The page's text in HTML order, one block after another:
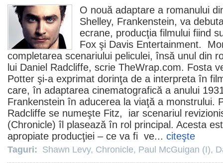
O nouă adaptare a romanului
Shelley, Frankenstein, va
ecrane, producţia filmului fiind
Fox şi Davis Entertainment.
completarea scenariului peliculei, însă unul din
lui Daniel Radcliffe, scrie TheWrap.com. Fosta
Potter şi-a exprimat dorinţa de a interpreta în
care, în adaptarea cinematografică a anului
Frankenstein în aducerea la viaţă a monstrului.
Radcliffe se numeşte Fitz, iar scenariul
(Chronicle) îl plasează în rol principal. Acesta
apropiate producţiei – ce va fi ve... citeşte
Taguri: Shawn Levy, Chronicle, Paul McGuigan (I),